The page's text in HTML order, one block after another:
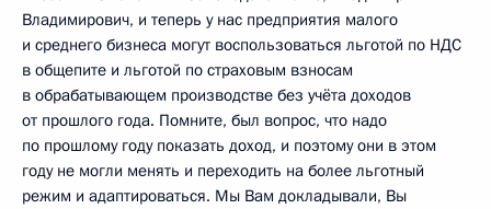
Владимирович, и теперь у нас предприятия малого
и среднего бизнеса могут воспользоваться льготой по НДС
в общепите и льготой по страховым взносам
в обрабатывающем производстве без учёта доходов
от прошлого года. Помните, был вопрос, что надо
по прошлому году показать доход, и поэтому они в этом
году не могли менять и переходить на более льготный
режим и адаптироваться. Мы Вам докладывали, Вы